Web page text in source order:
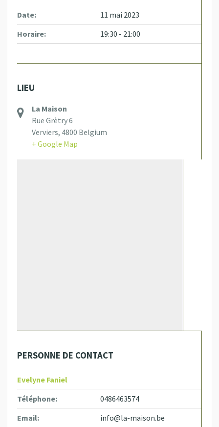
Date:
11 mai 2023
Horaire:
19:30 - 21:00
LIEU
La Maison
Rue Grètry 6
Verviers, 4800 Belgium
+ Google Map
PERSONNE DE CONTACT
Evelyne Faniel
Téléphone:
0486463574
Email:
info@la-maison.be